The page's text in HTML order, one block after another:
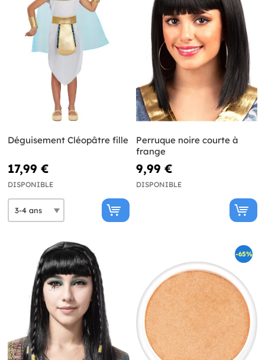
Déguisement Cléopâtre fille
17,99 €
DISPONIBLE
Perruque noire courte à
frange
9,99 €
DISPONIBLE
-65%